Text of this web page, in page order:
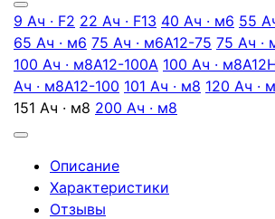
9 Ач · F2 22 Ач · F13 40 Ач · м6 55
65 Ач · м6 75 Ач · м6A12-75 75 Ач ·
100 Ач · м8A12-100A 100 Ач · м8
Ач · м8A12-100 101 Ач · м8 120 Ач ·
151 Ач · м8 200 Ач · м8
Описание
Характеристики
Отзывы